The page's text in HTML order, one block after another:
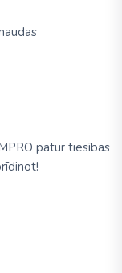
patur tiesības